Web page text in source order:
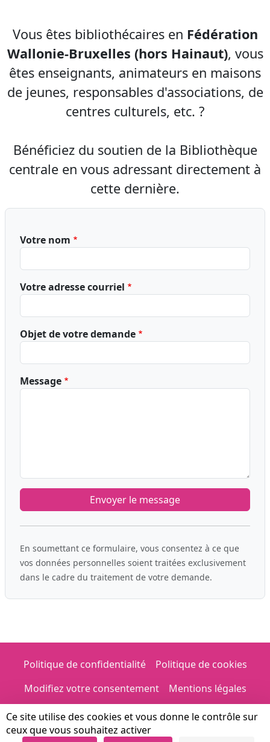
Ce site utilise des cookies et vous donne le contrôle sur
ceux que vous souhaitez activer
Vous êtes bibliothécaires en Fédération
Wallonie-Bruxelles (hors Hainaut), vous
êtes enseignants, animateurs en maisons
de jeunes, responsables d'associations, de
centres culturels, etc. ?
Bénéficiez du soutien de la Bibliothèque
centrale en vous adressant directement à
cette dernière.
Votre nom
Votre adresse courriel
Objet de votre demande
Message
En soumettant ce formulaire, vous consentez à ce que
vos données personnelles soient traitées exclusivement
dans le cadre du traitement de votre demande.
Politique de confidentialité
Politique de cookies
Modifiez votre consentement
Mentions légales
© 2026 Province de Hainaut, Direction Générale des